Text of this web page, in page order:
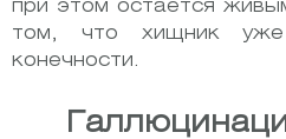
при этом остается
том, что хищник уже
конечности.